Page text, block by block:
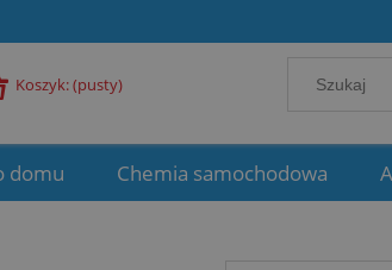
Koszyk:(pusty)
domu Chemia samochodowa